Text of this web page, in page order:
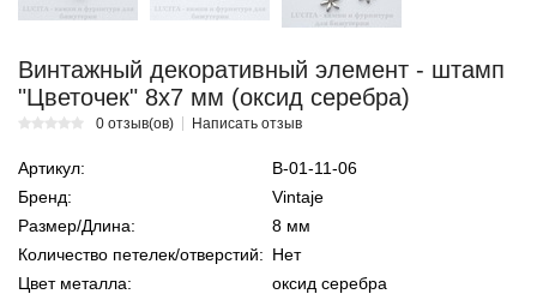
Винтажный декоративный элемент - штамп
"Цветочек" 8х7 мм (оксид серебра)
0 отзыв(ов) Написать отзыв
Артикул:
В-01-11-06
Бренд:
Vintaje
Размер/Длина:
8 мм
Количество петелек/отверстий: Нет
Цвет металла:
оксид серебра